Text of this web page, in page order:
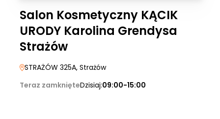
Salon Kosmetyczny KĄCIK
URODY Karolina Grendysa
Strażów
STRAŻÓW 325A, Strażów
Teraz zamknięteDzisiaj:09:00-15:00